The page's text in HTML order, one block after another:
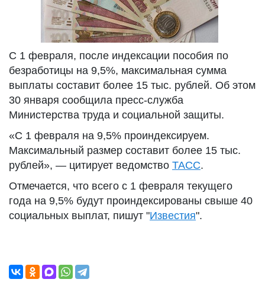
С 1 февраля, после индексации пособия по
безработицы на 9,5%, максимальная сумма
выплаты составит более 15 тыс. рублей. Об этом
30 января сообщила пресс-служба
Министерства труда и социальной защиты.
«С 1 февраля на 9,5% проиндексируем.
Максимальный размер составит более 15 тыс.
рублей», — цитирует ведомство ТАСС.
Отмечается, что всего с 1 февраля текущего
года на 9,5% будут проиндексированы свыше 40
социальных выплат, пишут "Известия".